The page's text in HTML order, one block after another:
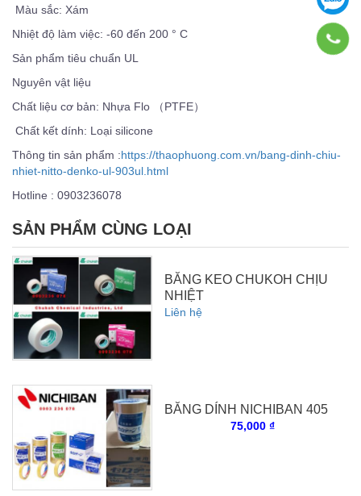
Màu sắc: Xám
Nhiệt độ làm việc: -60 đến 200 ° C
Sản phẩm tiêu chuẩn UL
Nguyên vật liệu
Chất liệu cơ bản: Nhựa Flo （PTFE）
Chất kết dính: Loại silicone
Thông tin sản phẩm :https://thaophuong.com.vn/bang-dinh-chiu-
nhiet-nitto-denko-ul-903ul.html
Hotline : 0903236078
SẢN PHẨM CÙNG LOẠI
BĂNG KEO CHUKOH CHỊU
NHIỆT
Liên hệ
BĂNG DÍNH NICHIBAN 405
75,000 ₫